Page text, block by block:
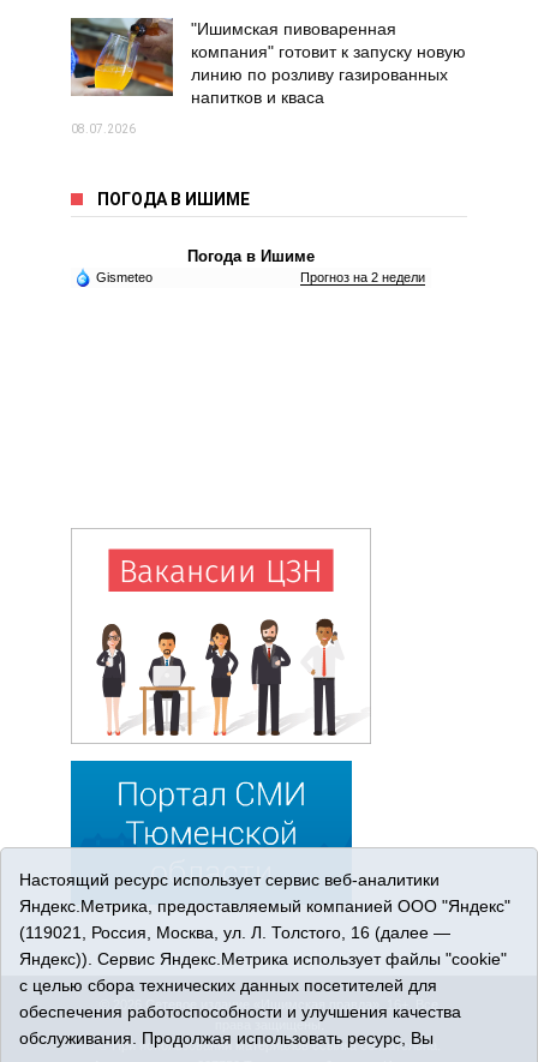
"Ишимская пивоваренная
компания" готовит к запуску новую
линию по розливу газированных
напитков и кваса
08.07.2026
ПОГОДА В ИШИМЕ
Погода в Ишиме
Gismeteo Прогноз на 2 недели
© 2026 Сетевое издание «Ишимская правда». 16+. Все
права защищены.
© При использовании материалов ссылка обязательна.
Настоящий ресурс использует сервис веб-аналитики
Яндекс.Метрика, предоставляемый компанией ООО "Яндекс"
(119021, Россия, Москва, ул. Л. Толстого, 16 (далее —
Яндекс)). Сервис Яндекс.Метрика использует файлы "cookie"
с целью сбора технических данных посетителей для
обеспечения работоспособности и улучшения качества
обслуживания. Продолжая использовать ресурс, Вы